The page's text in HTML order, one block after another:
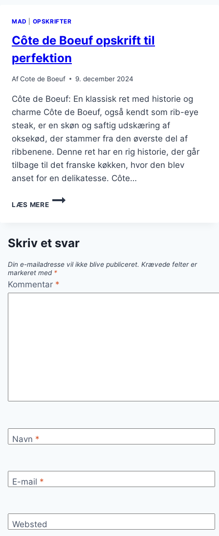
PERFEKT
MAD OPSKRIFTER
Côte de Boeuf opskrift til
perfektion
AfCote de Boeuf 9. december 2024
Côte de Boeuf: En klassisk ret med historie og
charme Côte de Boeuf, også kendt som rib-eye
steak, er en skøn og saftig udskæring af
oksekød, der stammer fra den øverste del af
ribbenene. Denne ret har en rig historie, der går
tilbage til det franske køkken, hvor den blev
anset for en delikatesse. Côte…
LÆS MERE
CÔTE
DE
TIL
PERFEKTION
Skriv et svar
Din e-mailadresse vil ikke blive publiceret. Krævede felter er
markeret med *
Kommentar *
Navn *
E-mail *
Websted